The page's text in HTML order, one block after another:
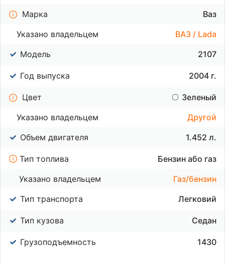
Марка
Ваз
Указано владельцем
ВАЗ / Lada
Модель
2107
Год выпуска 2004 г.
Цвет
Зеленый
Указано владельцем
Другой
Объем двигателя
1.452 л.
Тип топлива
Бензин або газ
Указано владельцем
Газ/бензин
Тип транспорта
Легковий
Тип кузова Седан
Грузоподъемность 1430